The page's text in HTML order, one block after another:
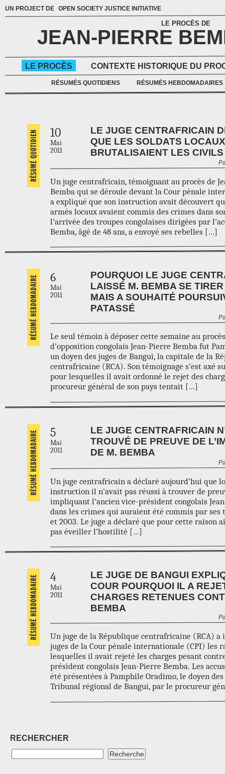
UN PROJECT DE OPEN SOCIETY JUSTICE INITIATIVE
LE PROCÈS DE
JEAN-PIERRE
LE PROCÈS CONTEXTE HISTORIQUE DU
RÉSUMÉS QUOTIDIENS RÉSUMÉS HEBDOMADAIRES
10
Mai
2011
LE JUGE CENTRAFRICAIN
QUE LES SOLDATS LOCAUX
BRUTALISAIENT LES CIVILS
Un juge centrafricain, témoignant au procès de
Bemba qui se déroule devant la Cour pénale
a expliqué que son instruction avait découvert
armés locaux avaient commis des crimes dans
l’arrivée des troupes congolaises dirigées par
Bemba, âgé de 48 ans, a envoyé ses rebelles […]
6
Mai
2011
POURQUOI LE JUGE
LAISSÉ M. BEMBA SE TIRER
MAIS A SOUHAITÉ
PATASSÉ
Le seul témoin à déposer cette semaine au
d’opposition congolais Jean-Pierre Bemba fut
un doyen des juges de Bangui, la capitale de la
centrafricaine (RCA). Son témoignage s’est axé
pour lesquelles il avait ordonné le rejet des
procureur général de son pays tentait […]
5
Mai
2011
LE JUGE CENTRAFRICAIN
TROUVÉ DE PREUVE DE
DE M. BEMBA
Un juge centrafricain a déclaré aujourd’hui que
instruction il n’avait pas réussi à trouver de
impliquant l’ancien vice-président congolais
dans les crimes qui auraient été commis par ses
et 2003. Le juge a déclaré que pour cette raison
pas éveiller l’hostilité […]
4
Mai
2011
LE JUGE DE BANGUI
COUR POURQUOI IL A
CHARGES RETENUES
BEMBA
Un juge de la République centrafricaine (RCA) a
juges de la Cour pénale internationale (CPI) les
lesquelles il avait rejeté les charges pesant
président congolais Jean-Pierre Bemba. Les
été présentées à Pamphile Oradimo, le doyen
Tribunal régional de Bangui, par le procureur
RECHERCHER